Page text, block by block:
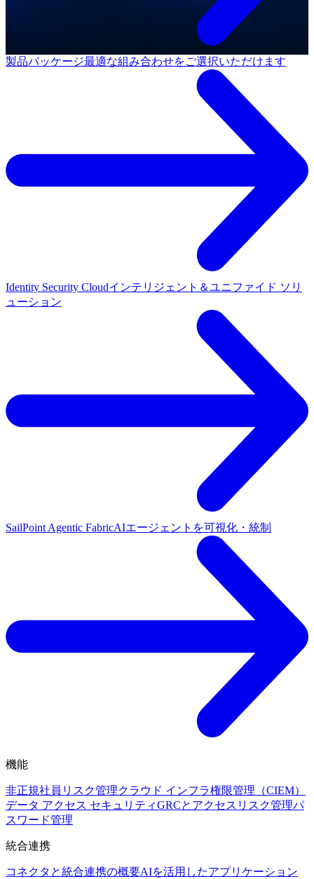
製品パッケージ最適な組み合わせをご選択いただけます
Identity Security Cloudインテリジェント＆ユニファイド ソリ
ューション
SailPoint Agentic FabricAIエージェントを可視化・統制
機能
非正規社員リスク管理クラウド インフラ権限管理（CIEM）
データ アクセス セキュリティGRCとアクセスリスク管理パ
スワード管理
統合連携
コネクタと統合連携の概要AIを活用したアプリケーション